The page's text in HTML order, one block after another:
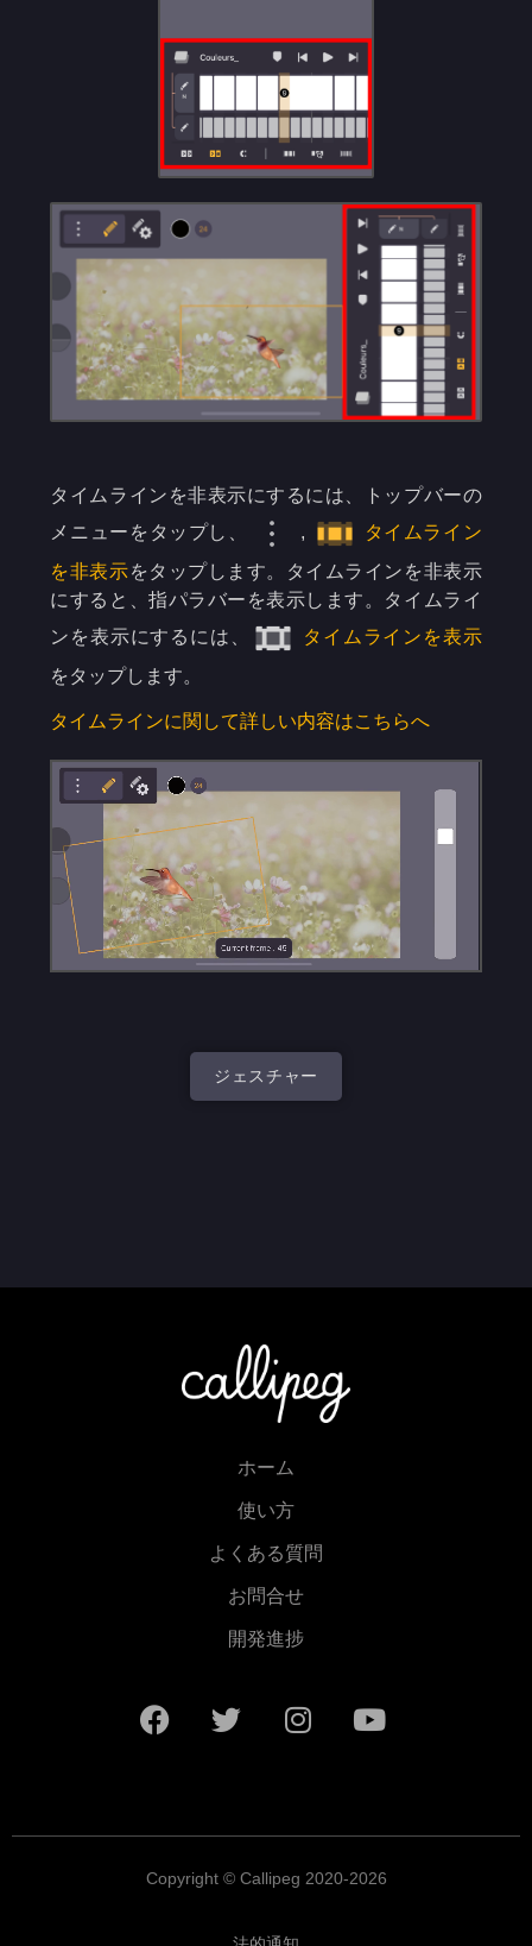
タイムラインを非表示にするには、トップバーの
メニューをタップし、
,
タイムライン
を非表示をタップします。タイムラインを非表示
にすると、指パラバーを表示します。タイムライ
ンを表示にするには、
タイムラインを表示
をタップします。
タイムラインに関して詳しい内容はこちらへ
ジェスチャー
ホーム
使い方
よくある質問
お問合せ
開発進捗
Copyright © Callipeg 2020-2026